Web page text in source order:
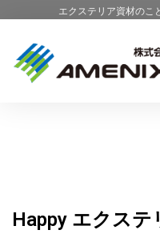
エクステリア資材のこ
Happy エクス